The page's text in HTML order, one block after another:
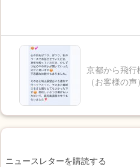
京都から飛行
（お客様の声）
ニュースレターを購読する